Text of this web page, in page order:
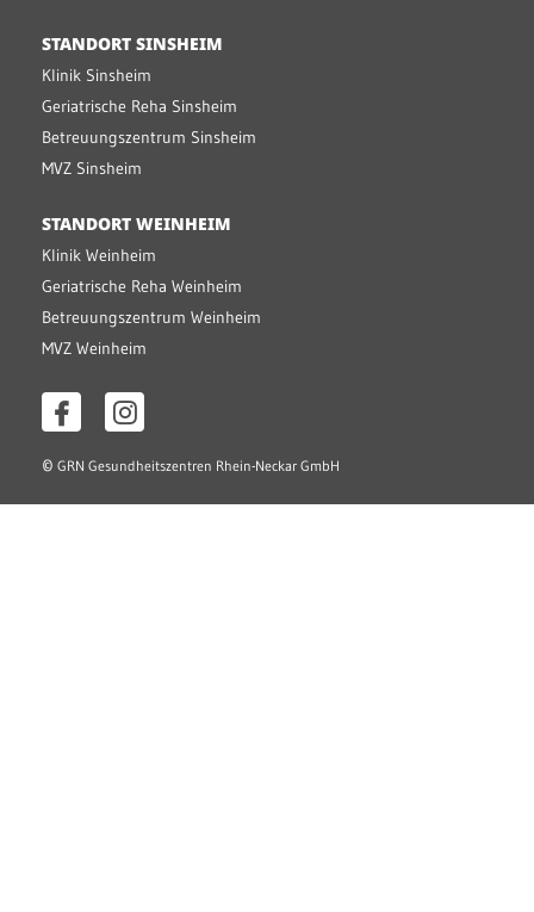
STANDORT SINSHEIM
Klinik Sinsheim
Geriatrische Reha Sinsheim
Betreuungszentrum Sinsheim
MVZ Sinsheim
STANDORT WEINHEIM
Klinik Weinheim
Geriatrische Reha Weinheim
Betreuungszentrum Weinheim
MVZ Weinheim
© GRN Gesundheitszentren Rhein-Neckar GmbH